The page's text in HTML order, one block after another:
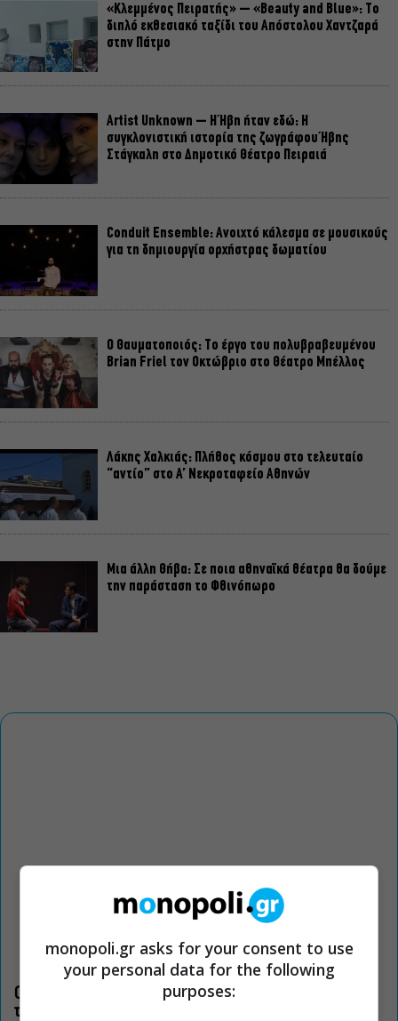
«Κλεμμένος Πειρατής» – «Beauty and Blue»: Το
διπλό εκθεσιακό ταξίδι του Απόστολου Χαντζαρά
στην Πάτμο
Artist Unknown – Η Ήβη ήταν εδώ: Η
συγκλονιστική ιστορία της ζωγράφου Ήβης
Στάγκαλη στο Δημοτικό Θέατρο Πειραιά
Conduit Ensemble: Ανοιχτό κάλεσμα σε μουσικούς
για τη δημιουργία ορχήστρας δωματίου
Ο Θαυματοποιός: Το έργο του πολυβραβευμένου
Brian Friel τον Οκτώβριο στο Θέατρο Μπέλλος
Λάκης Χαλκιάς: Πλήθος κόσμου στο τελευταίο
“αντίο” στο Α’ Νεκροταφείο Αθηνών
Μια άλλη Θήβα: Σε ποια αθηναϊκά θέατρα θα δούμε
την παράσταση το Φθινόπωρο
Οι «Τρωάδες» στην Επίδαυρο αλλάζουν την αντίληψη για
τον πολιτισμό
monopoli.gr asks for your consent to use
your personal data for the following
purposes: